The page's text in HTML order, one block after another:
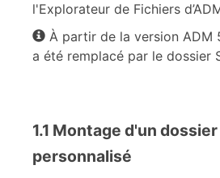
l'Explorateur de Fichiers
À partir de la version ADM
a été remplacé par le dossier
1.1 Montage d'un
personnalisé